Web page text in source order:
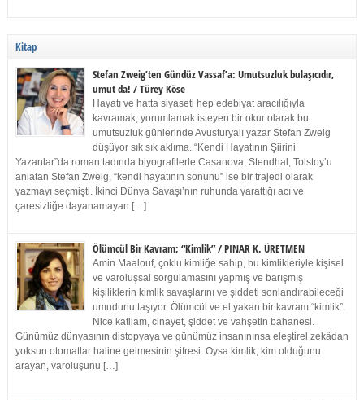
Kitap
Stefan Zweig’ten Gündüz Vassaf’a: Umutsuzluk bulaşıcıdır,
umut da! / Türey Köse
Hayatı ve hatta siyaseti hep edebiyat aracılığıyla
kavramak, yorumlamak isteyen bir okur olarak bu
umutsuzluk günlerinde Avusturyalı yazar Stefan Zweig
düşüyor sık sık aklıma. “Kendi Hayatının Şiirini
Yazanlar”da roman tadında biyografilerle Casanova, Stendhal, Tolstoy’u
anlatan Stefan Zweig, “kendi hayatının sonunu” ise bir trajedi olarak
yazmayı seçmişti. İkinci Dünya Savaşı’nın ruhunda yarattığı acı ve
çaresizliğe dayanamayan […]
Ölümcül Bir Kavram; “Kimlik” / PINAR K. ÜRETMEN
Amin Maalouf, çoklu kimliğe sahip, bu kimlikleriyle kişisel
ve varoluşsal sorgulamasını yapmış ve barışmış
kişiliklerin kimlik savaşlarını ve şiddeti sonlandırabileceği
umudunu taşıyor. Ölümcül ve el yakan bir kavram “kimlik”.
Nice katliam, cinayet, şiddet ve vahşetin bahanesi.
Günümüz dünyasının distopyaya ve günümüz insanınınsa eleştirel zekâdan
yoksun otomatlar haline gelmesinin şifresi. Oysa kimlik, kim olduğunu
arayan, varoluşunu […]